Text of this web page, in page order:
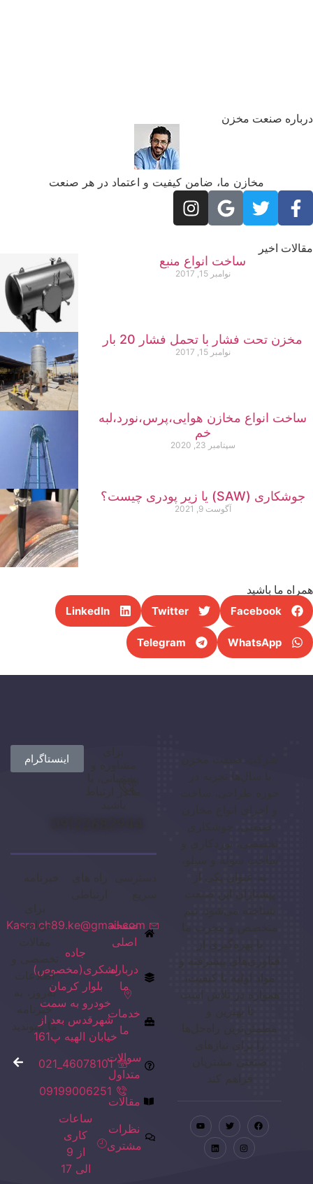
صنعت مخزن
مخازن ما، ضامن کیفیت و اعتماد در هر صنعت
اخیر
ساخت انواع منبع
نوامبر 15, 2017
مخزن تحت فشار با تحمل فشار 20 بار
نوامبر 15, 2017
ساخت انواع مخازن هوایی،پرس،نورد،لبه
خم
سپتامبر 23, 2020
جوشکاری (SAW) یا زیر پودری چیست؟
آگوست 9, 2021
ما باشید
Facebook
Twitter
LinkedIn
WhatsApp
Telegram
با سال‌ها تجربه در
صنعتی، جوشکاری
تخصصی، نوردکاری و
ساخت سوله و سیلو،
به عنوان یکی از
پیشتازان این صنعت
شناخته می‌شود. تیم
متخصص و مجرب ما
با بهره‌گیری از
فناوری‌های پیشرفته و
مواد اولیه با کیفیت،
همواره در تلاش است
تا بهترین و
مطمئن‌ترین راه‌حل‌ها
را برای نیازهای
صنعتی مشتریان
فراهم کند
اینستاگرام
صفحه
اصلی
درباره
ما
خدمات
ما
سوالات
متداول
مقالات
نظرات
مشتری
Kasra.ch89.ke@gmail.com
جاده
لشکری(مخصوص)
بلوار کرمان
خودرو به سمت
شهرقدس بعد از
خیابان الهیه پ161
46078101_021
09199006251
ساعات
کاری
از 9
الی 17
دریافت
اطلاعات
به‌روز، به
خبرنامه
ما بپیوندید